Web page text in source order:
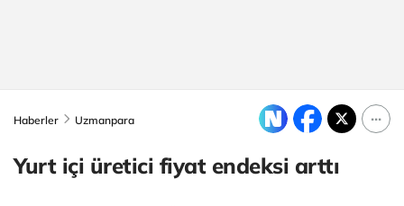
Haberler Uzmanpara
Yurt içi üretici fiyat endeksi arttı